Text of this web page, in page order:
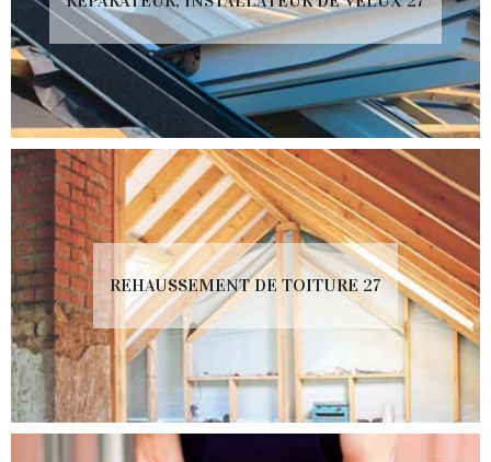
REHAUSSEMENT DE TOITURE 27